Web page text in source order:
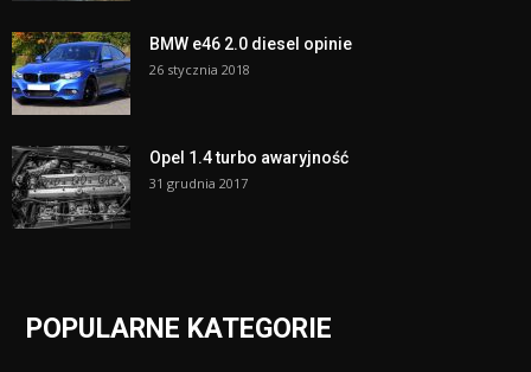
BMW e46 2.0 diesel opinie
26 stycznia 2018
Opel 1.4 turbo awaryjność
31 grudnia 2017
POPULARNE KATEGORIE